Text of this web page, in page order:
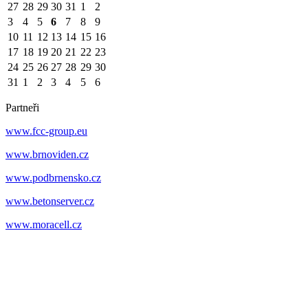
27 28 29 30 31 1
2
3
4 5 6 7 8
9
10 11 12 13 14 15 16
17 18 19 20 21 22 23
24 25 26 27 28 29 30
31 1 2 3 4 5 6
Partneři
www.fcc-group.eu
www.brnoviden.cz
www.podbrnensko.cz
www.betonserver.cz
www.moracell.cz